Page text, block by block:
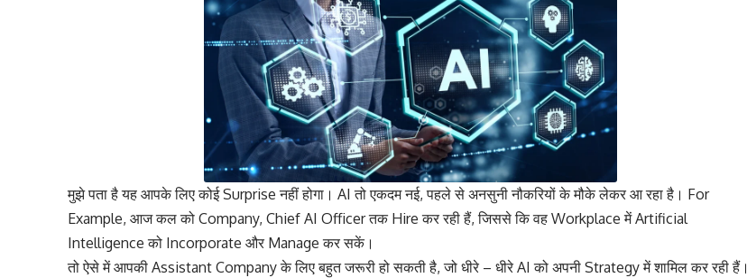
मुझे पता है यह आपके लिए कोई Surprise नहीं होगा। AI तो एकदम नई, पहले से अनसुनी नौकरियों के मौके लेकर आ रहा है। For
Example, आज कल को Company, Chief AI Officer तक Hire कर रही हैं, जिससे कि वह Workplace में Artificial
Intelligence को Incorporate और Manage कर सकें।
तो ऐसे में आपकी Assistant Company के लिए बहुत जरूरी हो सकती है, जो धीरे – धीरे AI को अपनी Strategy में शामिल कर रही हैं।